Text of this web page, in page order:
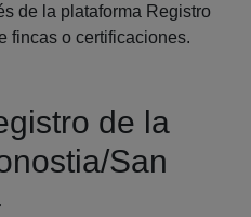
de la plataforma Registro
fincas o certificaciones.
de la
San